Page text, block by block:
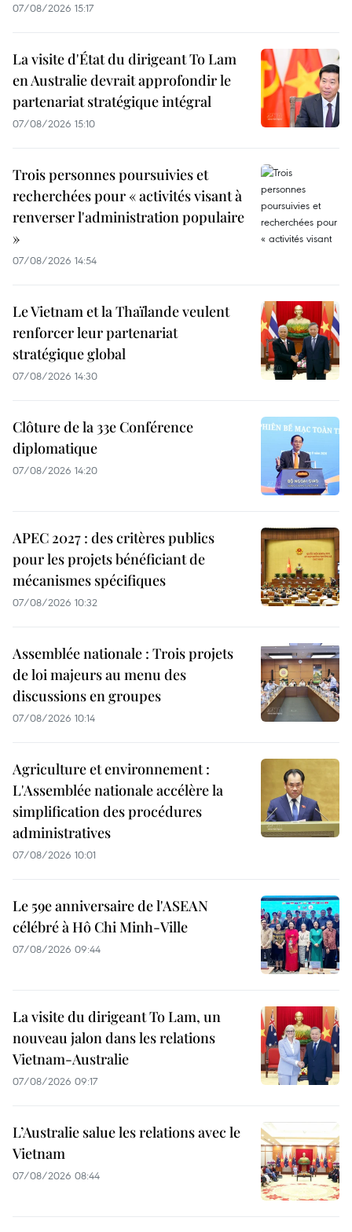
07/08/2026 15:17
La visite d'État du dirigeant To Lam
en Australie devrait approfondir le
partenariat stratégique intégral
07/08/2026 15:10
Trois personnes poursuivies et
recherchées pour « activités visant à
renverser l'administration populaire
»
07/08/2026 14:54
Le Vietnam et la Thaïlande veulent
renforcer leur partenariat
stratégique global
07/08/2026 14:30
Clôture de la 33e Conférence
diplomatique
07/08/2026 14:20
APEC 2027 : des critères publics
pour les projets bénéficiant de
mécanismes spécifiques
07/08/2026 10:32
Assemblée nationale : Trois projets
de loi majeurs au menu des
discussions en groupes
07/08/2026 10:14
Agriculture et environnement :
L'Assemblée nationale accélère la
simplification des procédures
administratives
07/08/2026 10:01
Le 59e anniversaire de l'ASEAN
célébré à Hô Chi Minh-Ville
07/08/2026 09:44
La visite du dirigeant To Lam, un
nouveau jalon dans les relations
Vietnam-Australie
07/08/2026 09:17
L’Australie salue les relations avec le
Vietnam
07/08/2026 08:44